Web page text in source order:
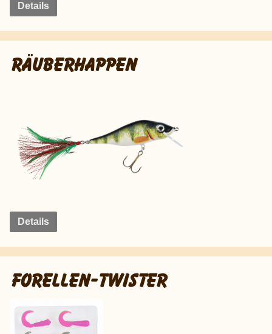
Details
RÄUBERHAPPEN
Details
FORELLEN-TWISTER